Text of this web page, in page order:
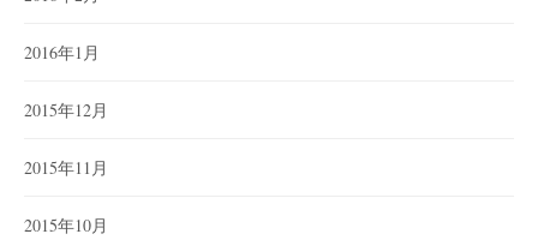
2016年1月
2015年12月
2015年11月
2015年10月